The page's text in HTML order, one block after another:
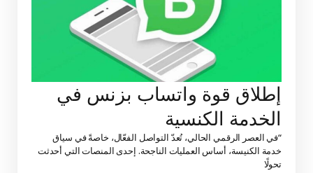
إطلاق قوة واتساب بزنس في
الخدمة الكنسية
“في العصر الرقمي الحالي، تُعدّ التواصل الفعّال، خاصةً في سياق
خدمة الكنيسة، أساس العمليات الناجحة. إحدى المنصات التي أحدثت
تحولًا